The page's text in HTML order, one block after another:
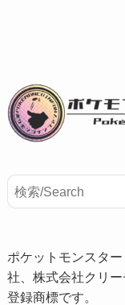
ポケットモンスタ
社、株式会社クリ
登録商標です。